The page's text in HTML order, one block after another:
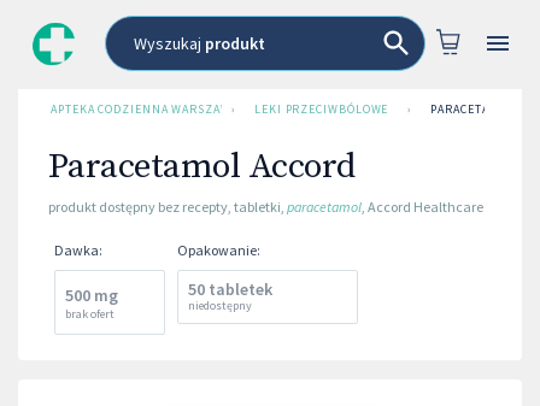
Wyszukaj produkt
APTEKA CODZIENNA WARSZAWA› LEKI PRZECIWBÓLOWE › PARACETAMOL
Paracetamol Accord
produkt dostępny bez recepty, tabletki, paracetamol, Accord Healthcare
Dawka:
500 mg
brak ofert
Opakowanie:
50 tabletek
niedostępny